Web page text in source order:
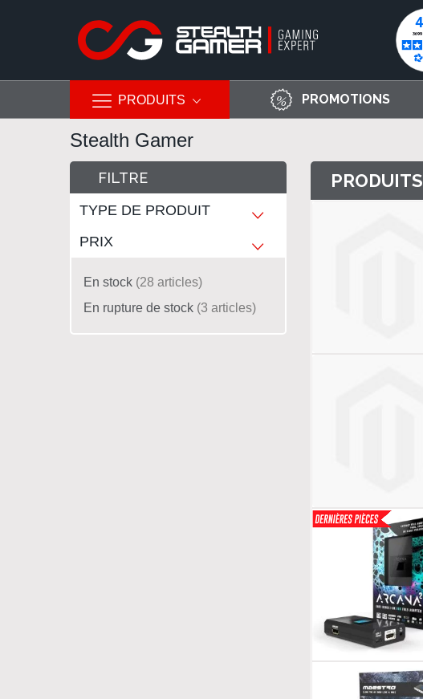
PRODUITS PROMOTIONS
Stealth Gamer
PRODUITS
FILTRE
TYPE DE PRODUIT
PRIX
En stock 28 articles
En rupture de stock 3 articles